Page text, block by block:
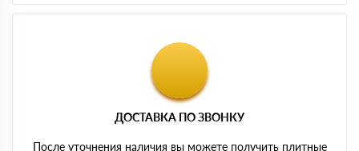
ДОСТАВКА ПО ЗВОНКУ
После уточнения наличия вы можете получить плитные